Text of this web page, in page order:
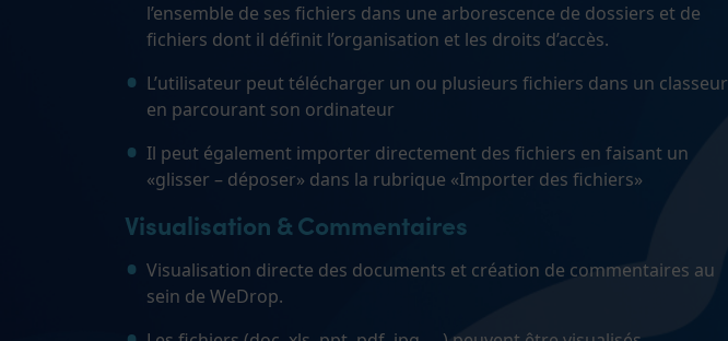
l’ensemble de ses fichiers dans une arborescence de dossiers et de
fichiers dont il définit l’organisation et les droits d’accès.
L’utilisateur peut télécharger un ou plusieurs fichiers dans un classeur
en parcourant son ordinateur
Il peut également importer directement des fichiers en faisant un
«glisser – déposer» dans la rubrique «Importer des fichiers»
Visualisation & Commentaires
Visualisation directe des documents et création de commentaires au
sein de WeDrop.